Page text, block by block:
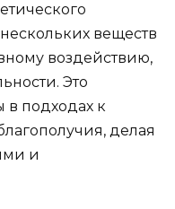
веществ
воздействию,
Это
в подходах к
делая
и